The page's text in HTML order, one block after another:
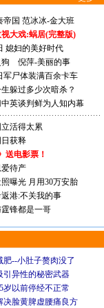
帝国 范冰冰-金大班
大戏:蜗居(完整版)
媳妇的美好时代
倪萍-美丽的事
军尸体装满百余卡车
躲过多少次暗杀？
中英谈判鲜为人知内幕
活得太累
获释
送电影票！
待产
曝光 月用30万安胎
港:不关我的事
锋都是一哥
肥--小肚子赘肉没了
引异性的秘密武器
岁以前停经不正常
决脸黄脾虚腰痛良方